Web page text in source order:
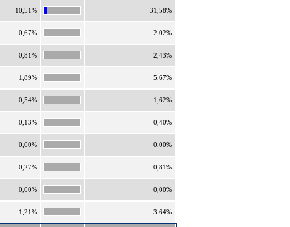
10,51% 31,58%
0,67% 2,02%
0,81% 2,43%
1,89% 5,67%
0,54% 1,62%
0,13% 0,40%
0,00% 0,00%
0,27% 0,81%
0,00% 0,00%
1,21% 3,64%